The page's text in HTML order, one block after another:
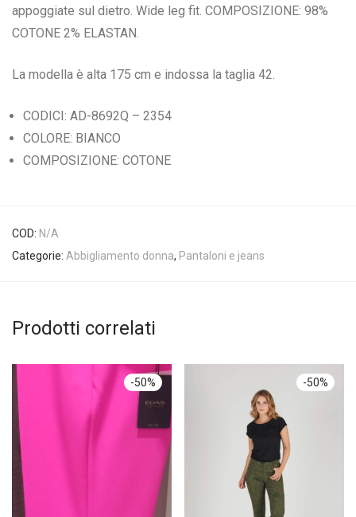
appoggiate sul dietro. Wide leg fit. COMPOSIZIONE: 98%
COTONE 2% ELASTAN.
La modella è alta 175 cm e indossa la taglia 42.
CODICI: AD-8692Q – 2354
COLORE: BIANCO
COMPOSIZIONE: COTONE
COD: N/A
Categorie: Abbigliamento donna, Pantaloni e jeans
Prodotti correlati
-50% -50%